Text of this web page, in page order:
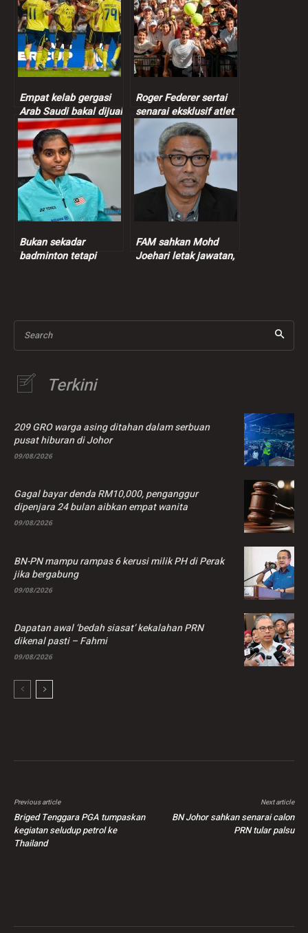
Empat kelab gergasi
Arab Saudi bakal dijual
termasuk kelab
Ronaldo
Roger Federer sertai
senarai eksklusif atlet
bilionair, kekayaan
bersih cecah RM4.2
bilion
Bukan sekadar
badminton tetapi
FAM sahkan Mohd
Joehari letak jawatan,
Search
Terkini
209 GRO warga asing ditahan dalam serbuan
pusat hiburan di Johor
09/08/2026
Gagal bayar denda RM10,000, penganggur
dipenjara 24 bulan aibkan empat wanita
09/08/2026
BN-PN mampu rampas 6 kerusi milik PH di Perak
jika bergabung
09/08/2026
Dapatan awal ‘bedah siasat’ kekalahan PRN
dikenal pasti – Fahmi
09/08/2026
Previous article
Briged Tenggara PGA tumpaskan
kegiatan seludup petrol ke
Thailand
Next article
BN Johor sahkan senarai calon
PRN tular palsu